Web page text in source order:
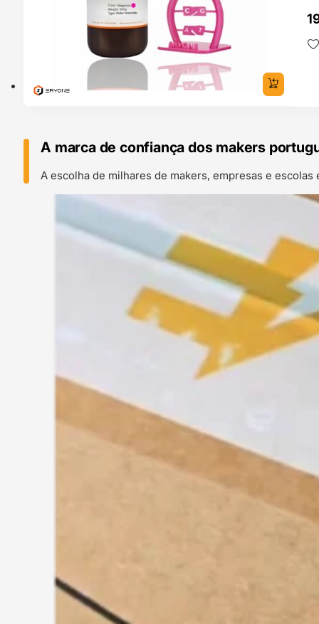
A marca de confiança dos makers
A escolha de milhares de makers, empresas e escolas